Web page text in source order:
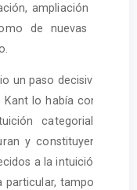
ampliación y
de nuevas
un paso decisivo al
lo había confinado.
categorial,
y constituyen la
a la intuición, no
particular, tampoco